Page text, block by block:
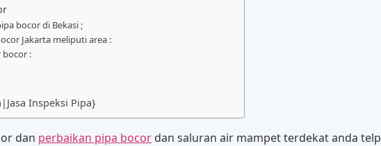
bocor di Bekasi ;
Jakarta meliputi area :
bocor :
Inspeksi Pipa}
dan perbaikan pipa bocor dan saluran air mampet terdekat anda telp